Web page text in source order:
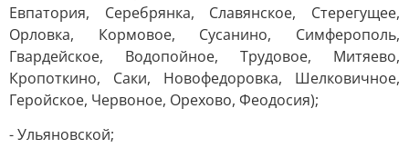
Евпатория, Серебрянка, Славянское, Стерегущее,
Орловка, Кормовое, Сусанино, Симферополь,
Гвардейское, Водопойное, Трудовое, Митяево,
Кропоткино, Саки, Новофедоровка, Шелковичное,
Геройское, Червоное, Орехово, Феодосия);
- Ульяновской;